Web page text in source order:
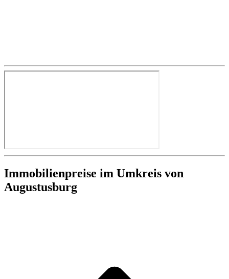
Immobilienpreise im Umkreis von
Augustusburg